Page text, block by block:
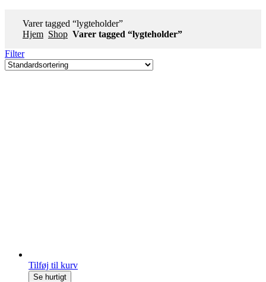
Varer tagged “lygteholder”
Hjem Shop Varer tagged “lygteholder”
Filter
Tilføj til kurv
Se hurtigt